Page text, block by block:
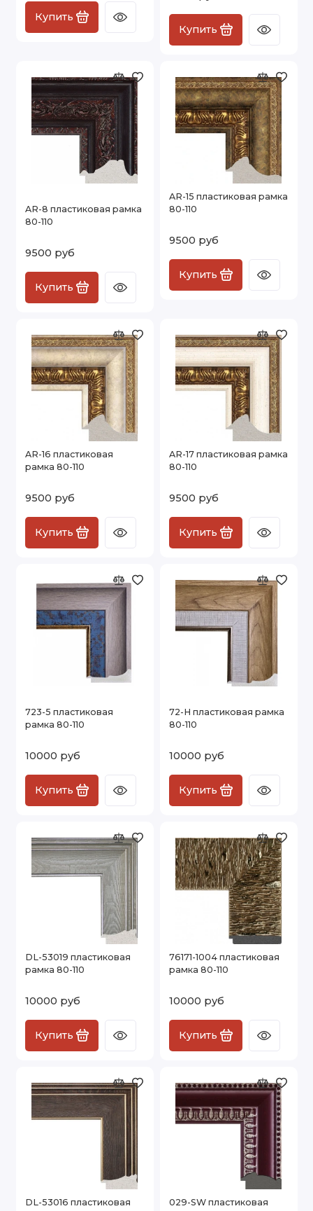
Купить
Купить
AR-8 пластиковая рамка
80-110
9500 руб
Купить
AR-15 пластиковая рамка
80-110
9500 руб
Купить
AR-16 пластиковая
рамка 80-110
9500 руб
Купить
AR-17 пластиковая рамка
80-110
9500 руб
Купить
723-5 пластиковая
рамка 80-110
10000 руб
Купить
72-H пластиковая рамка
80-110
10000 руб
Купить
DL-53019 пластиковая
рамка 80-110
10000 руб
Купить
76171-1004 пластиковая
рамка 80-110
10000 руб
Купить
DL-53016 пластиковая
029-SW пластиковая